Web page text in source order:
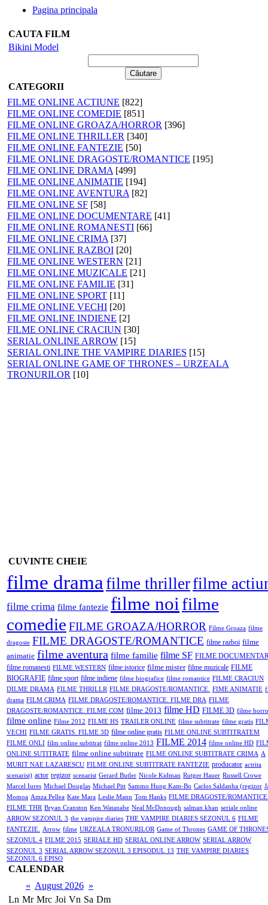
Pagina principala
CAUTA FILM
Bikini Model
CATEGORII
FILME ONLINE ACTIUNE [822]
FILME ONLINE COMEDIE [851]
FILME ONLINE GROAZA/HORROR [396]
FILME ONLINE THRILLER [340]
FILME ONLINE FANTEZIE [50]
FILME ONLINE DRAGOSTE/ROMANTICE [195]
FILME ONLINE DRAMA [499]
FILME ONLINE ANIMATIE [194]
FILME ONLINE AVENTURA [82]
FILME ONLINE SF [58]
FILME ONLINE DOCUMENTARE [41]
FILME ONLINE ROMANESTI [66]
FILME ONLINE CRIMA [37]
FILME ONLINE RAZBOI [20]
FILME ONLINE WESTERN [21]
FILME ONLINE MUZICALE [21]
FILME ONLINE FAMILIE [31]
FILME ONLINE SPORT [11]
FILME ONLINE VECHI [20]
FILME ONLINE INDIENE [2]
FILME ONLINE CRACIUN [30]
SERIAL ONLINE ARROW [15]
SERIAL ONLINE THE VAMPIRE DIARIES [15]
SERIAL ONLINE GAME OF THRONES – URZEALA
TRONURILOR [10]
CUVINTE CHEIE
filme drama filme thrillerfilme
filme crima filme fantezie filme noifilme
comedie FILME GROAZA/HORROR Filme Groaza filme
dragoste FILME DRAGOSTE/ROMANTICE filme razboi filme
animatie filme aventura filme familie filme SF FILME
filme romanesti FILME WESTERN filme istorice filme mister filme muzicale FILME
BIOGRAFIE filme sport filme indiene filme biografice filme romantice FILME CRACIUN
DILME DRAMA FILME THRILLR FILME DRAGOSTE/ROMANTICE. FIME ANIMATIE
drama FILM CRIMA FILME DRAGOSTE/ROMANTICE. FILME DRA FILME
DRAGOSTE/ROMANTICE. FILME COM filme 2013 filme HD FILME 3D filme
filme online Filme 2012 FILME HS TRAILER ONLINE filme subtitrate filme gratis
VECHI FILME GRATIS. FILME 3D filme online gratis FILME ONLINE SUBTITRATEM
FILME ONLI film online subtitrat filme online 2013 FILME 2014 filme online HD
ONLINE SUTITRATE filme online subtitrate FILME ONLINE SUBTITRATE CRIMA A
MURIT NAE LAZARESCU FILME ONLINE SUBTITRATE FANTEZIE producator actrita
scenarist) actor regizor scenarist Gerard Butler Nicole Kidman Rutger Hauer Russell Crowe
Marcel Iures Michael Douglas Michael Pitt Sammo Hung Kam-Bo Carlos Saldanha (regizor
Momoa Amza Pellea Kate Mara Leslie Mann Tom Hanks FILME DRAGOSTE/
FILME THR Bryan Cranston Ken Watanabe Neal McDonough salman khan seriale online
ARROW SEZONUL 3 the vampire diaries THE VAMPIRE DIARIES SEZONUL 6 FILME
FANTEZIE.
Arrow filme URZEALA TRONURILOR Game of Thrones GAME OF
SEZONUL 4 FILME 2015 SERIALE HD SERIAL ONLINE ARROW SERIAL ARROW
SEZONUL 3 SERIAL ARROW SEZONUL 3 EPISODUL 13 THE VAMPIRE DIARIES
SEZONUL 6 EPISO
CALENDAR
« August 2026 »
Ln Mr Mrc Joi Vn Sa Dm